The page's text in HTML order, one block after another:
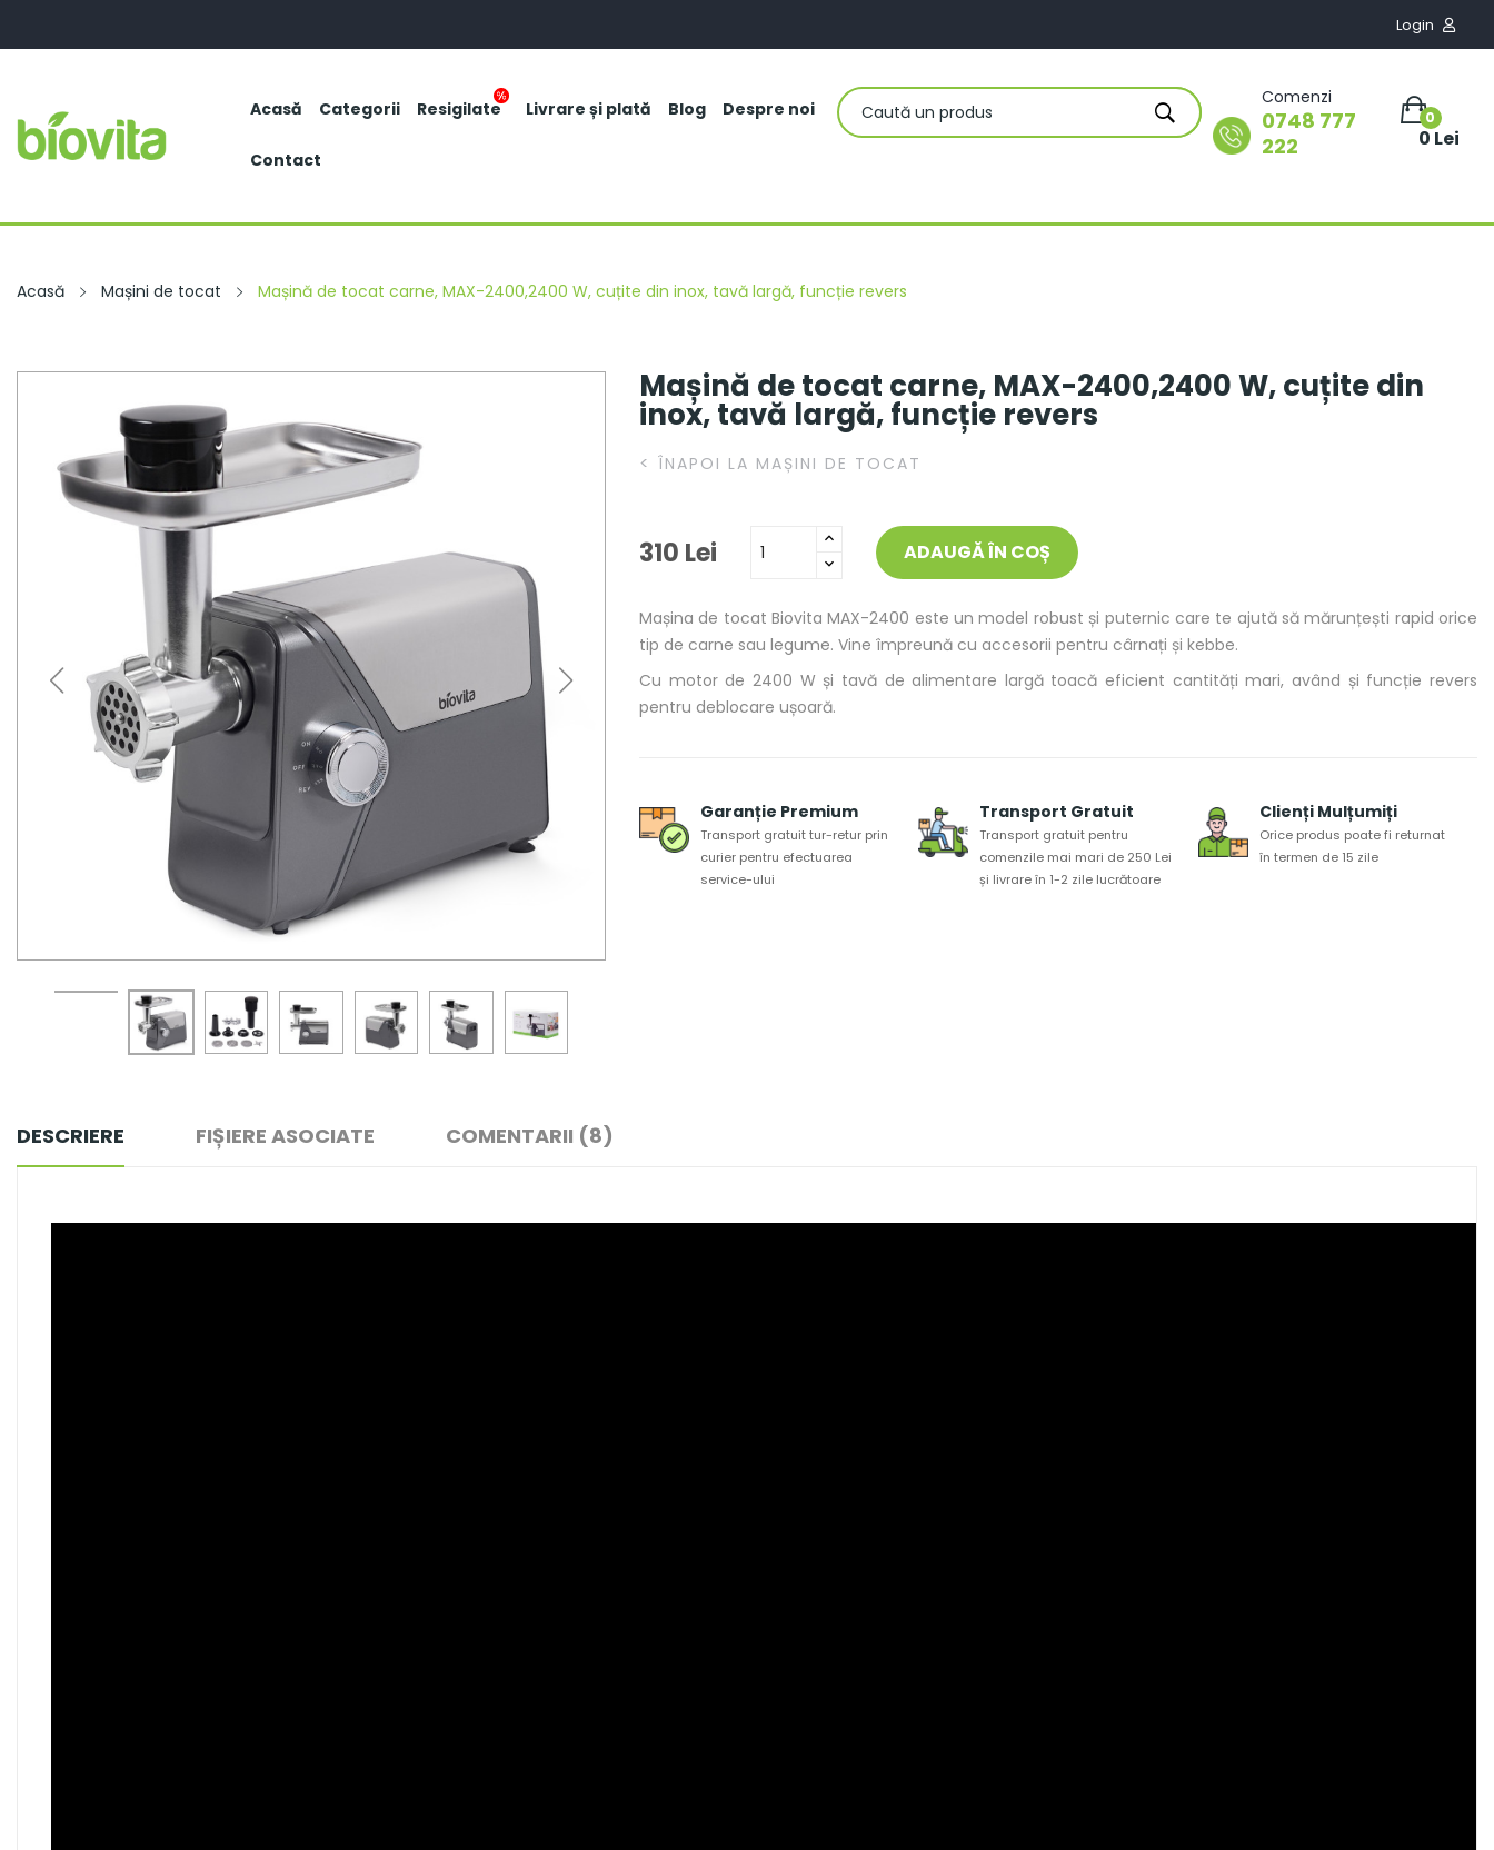
Login 
Acasă Categorii Resigilate Livrare și plată Blog Despre noi
Contact
0
0 Lei
Comenzi
0748 777
222
Acasă Mașini de tocat Mașină de tocat carne, MAX-2400,2400 W, cuțite din inox, tavă largă, funcție revers
Mașină de tocat carne, MAX-2400,2400 W, cuțite din
inox, tavă largă, funcție revers
< ÎNAPOI LA MAȘINI DE TOCAT
310 Lei ADAUGĂ ÎN COȘ
Mașina de tocat Biovita MAX-2400 este un model robust și puternic care te ajută să mărunțești rapid orice
tip de carne sau legume. Vine împreună cu accesorii pentru cârnați și kebbe.
Cu motor de 2400 W și tavă de alimentare largă toacă eficient cantități mari, având și funcție revers
pentru deblocare ușoară.
Garanție Premium
Transport gratuit tur-retur prin
curier pentru efectuarea
service-ului
Transport Gratuit
Transport gratuit pentru
comenzile mai mari de 250 Lei
și livrare în 1-2 zile lucrătoare
Clienți Mulțumiți
Orice produs poate fi returnat
în termen de 15 zile
DESCRIERE FIȘIERE ASOCIATE COMENTARII (8)